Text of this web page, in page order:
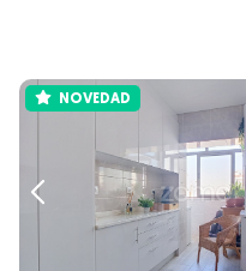
NOVEDAD